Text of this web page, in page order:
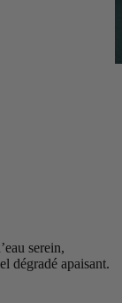
serein,
dégradé apaisant.